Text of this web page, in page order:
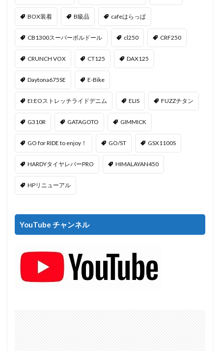
BOX装着 B級品 cafeはらっぱ
CB1300スーパーボルドール cl250 CRF250
CRUNCH VOX CT125 DAX125
Daytona675SE E-Bike
EI:EOストレッチライドデニム ELIS FUZZチタン
G310R GATAGOTO GIMMICK
GO for RIDE to enjoy！ GO/ST GSX1100S
HARDYタイヤレバーPRO HIMALAYAN450
HPリニューアル
YouTube チャンネル